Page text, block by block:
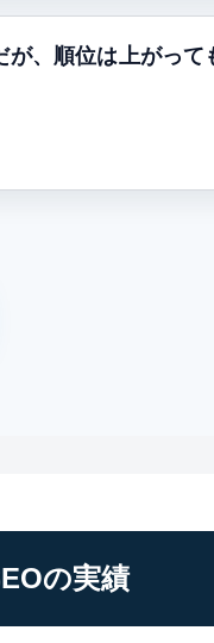
が、順位は上がっ
の実績